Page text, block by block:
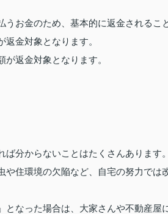
お金のため、基本的に返金されるこ
金対象となります。
返金対象となります。
分からないことはたくさんあります。
や住環境の欠陥など、自宅の努力では
となった場合は、大家さんや不動産